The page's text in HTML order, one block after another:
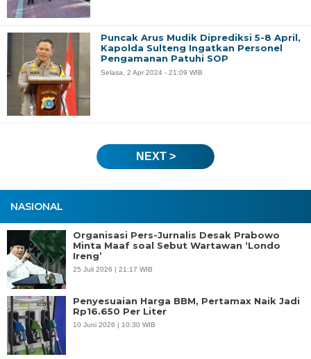
NASIONAL
Organisasi Pers-Jurnalis Desak Prabowo
Minta Maaf soal Sebut Wartawan ‘Londo
Ireng’
25 Juli 2026 | 21:17 WIB
Penyesuaian Harga BBM, Pertamax Naik Jadi
Rp16.650 Per Liter
10 Juni 2026 | 10:30 WIB
Puncak Arus Mudik Diprediksi 5-8 April,
Kapolda Sulteng Ingatkan Personel
Pengamanan Patuhi SOP
Selasa, 2 Apr 2024 - 21:09 WIB
NEXT >